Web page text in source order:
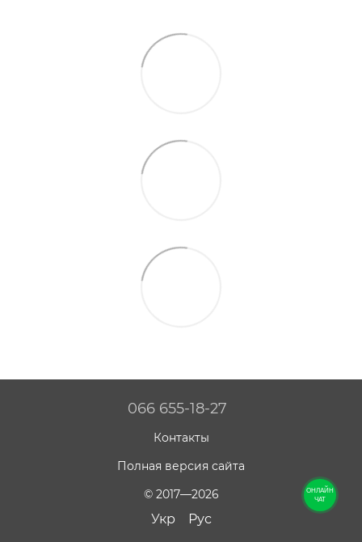
066 655-18-27
Контакты
Полная версия сайта
© 2017—2026
Укр Рус
ОНЛАЙН
ЧАТ